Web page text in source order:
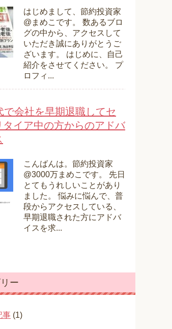
はじめまして、節約投資家
@まめこです。 数あるブロ
グの中から、アクセスして
いただき誠にありがとうご
ざいます。 はじめに、自己
紹介をさせてください。 プ
ロフィ...
で会社を早期退職してセ
タイア中の方からのアドバ
こんばんは。節約投資家
@3000万まめこです。 先日
とてもうれしいことがあり
ました。 悩みに悩んで、普
段からアクセスしている、
早期退職された方にアドバ
イスを求...
ー
事 (1)